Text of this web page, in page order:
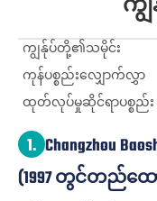
ကျွန်ုပ်တို့၏သမိုင်း
ကုန်ပစ္စည်းလျှောက်လွှာ
ထုတ်လုပ်မှုဆိုင်ရာပစ္စည်း
1. Changzhou
(1997 တွင်တည်ထ